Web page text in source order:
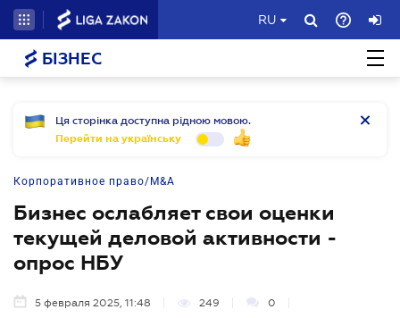
RU
БІЗНЕС
Ця сторінка доступна рідною мовою.
Перейти на українську
Корпоративное право/M&A
Бизнес ослабляет свои оценки
текущей деловой активности -
опрос НБУ
5 февраля 2025, 11:48 249 0